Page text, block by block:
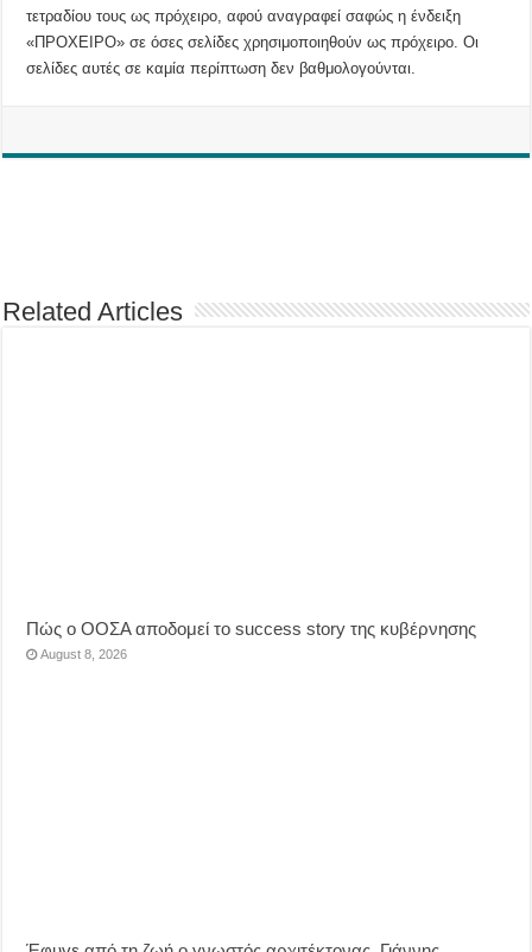
τετραδίου τους ως πρόχειρο, αφού αναγραφεί σαφώς η ένδειξη
«ΠΡΟΧΕΙΡΟ» σε όσες σελίδες χρησιμοποιηθούν ως πρόχειρο. Οι
σελίδες αυτές σε καμία περίπτωση δεν βαθμολογούνται.
Related Articles
Πώς ο ΟΟΣΑ αποδομεί το success story της κυβέρνησης
August 8, 2026